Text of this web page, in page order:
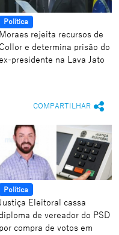
Política
Moraes rejeita recursos de
Collor e determina prisão do
ex-presidente na Lava Jato
COMPARTILHAR
Política
Justiça Eleitoral cassa
diploma de vereador do PSD
por compra de votos em